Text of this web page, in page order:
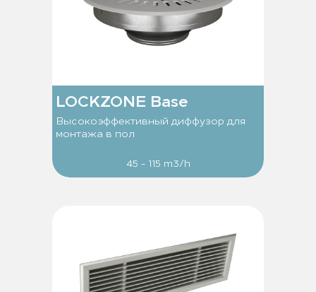
LOCKZONE Base
Высокоэффективный диффузор для
монтажа в пол
45 - 115 m3/h